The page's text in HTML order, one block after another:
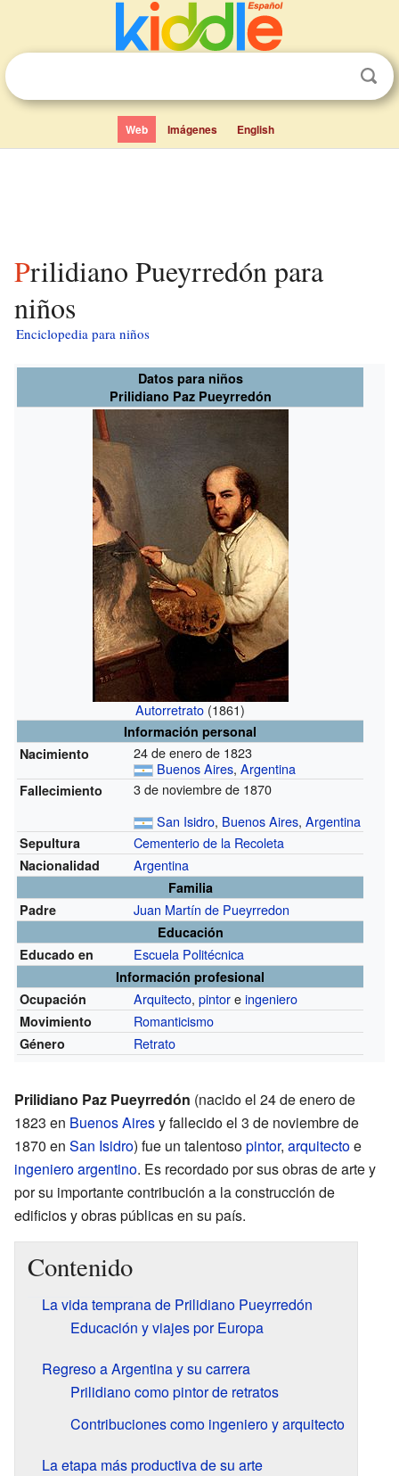
Web Imágenes English
Prilidiano Pueyrredón para
niños
Enciclopedia para niños
Datos para niños
Prilidiano Paz Pueyrredón
Autorretrato (1861)
Información personal
Nacimiento
24 de enero de 1823
Buenos Aires,Argentina
Fallecimiento
3 de noviembre de 1870
San Isidro, Buenos Aires,Argentina
Sepultura Cementerio de la Recoleta
Nacionalidad Argentina
Familia
Padre
Juan Martín de Pueyrredon
Educación
Educado en
Escuela Politécnica
Información profesional
Ocupación
Arquitecto,pintoreingeniero
Movimiento Romanticismo
Género Retrato
Prilidiano Paz Pueyrredón (nacido el 24 de enero de
1823 en Buenos Airesy fallecido el 3 de noviembre de
1870 en San Isidro) fue un talentosopintor, arquitectoe
ingenieroargentino. Es recordado por sus obras de arte y
por su importante contribución a la construcción de
edificios y obras públicas en su país.
Contenido
La vida temprana de Prilidiano Pueyrredón
Educación y viajes por Europa
Regreso a Argentina y su carrera
Prilidiano como pintor de retratos
Contribuciones como ingeniero y arquitecto
La etapa más productiva de su arte